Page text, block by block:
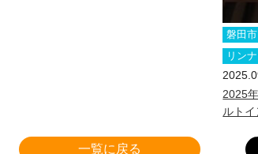
一覧に戻る
磐田市
リン
2025
ルト